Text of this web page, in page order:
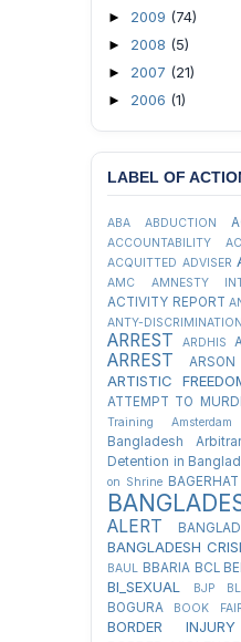
► 2009 (74)
► 2008 (5)
► 2007 (21)
► 2006 (1)
LABEL OF
ABA ABDUCTION
ACCOUNTABILITY
ACQUITTED ADVISER
AMC
AMNESTY
ACTIVITY REPORT
ANTY-DISCRIMINATION
ARREST
ARDHIS
ARREST
ARTISTIC
ATTEMPT TO
Training
Amsterdam
Bangladesh
Detention in
on Shrine BAGERHAT
ALERT
BANGLADESH
BAUL BBARIA BCL
BI_SEXUAL BJP
BOGURA
BOOK
BORDER INJURY